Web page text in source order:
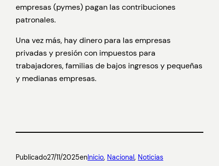
empresas (pymes) pagan las contribuciones
patronales.
Una vez más, hay dinero para las empresas
privadas y presión con impuestos para
trabajadores, familias de bajos ingresos y pequeñas
y medianas empresas.
Publicado27/11/2025enInicio, Nacional, Noticias